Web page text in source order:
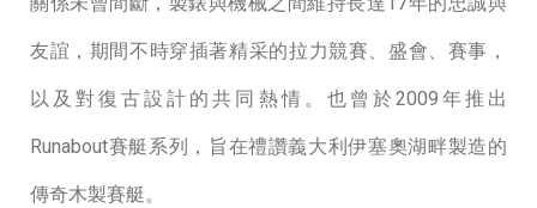
友誼，期間不時穿插著精采的拉力競賽、盛會、賽事，
以及對復古設計的共同熱情。也曾於2009年推出
Runabout賽艇系列，旨在禮讚義⼤利伊塞奧湖畔製造的
傳奇⽊製賽艇。